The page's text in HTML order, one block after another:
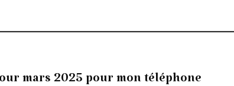
mars 2025 pour mon téléphone